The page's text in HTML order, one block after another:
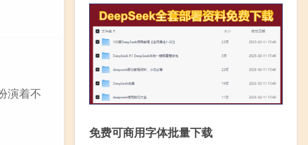
演着不
免费可商用字体批量下载